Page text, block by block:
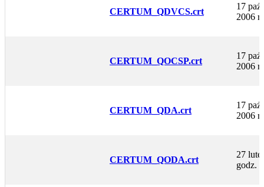
CERTUM_QDVCS.crt
17
2006
CERTUM_QOCSP.crt
17
2006
CERTUM_QDA.crt
17
2006
CERTUM_QODA.crt
27
godz.